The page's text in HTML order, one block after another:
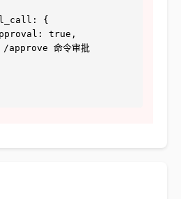
{
true,
approve 命令审批